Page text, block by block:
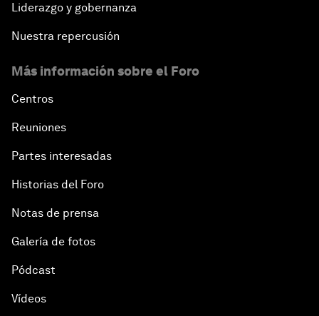
Liderazgo y gobernanza
Nuestra repercusión
Más información sobre el Foro
Centros
Reuniones
Partes interesadas
Historias del Foro
Notas de prensa
Galería de fotos
Pódcast
Vídeos